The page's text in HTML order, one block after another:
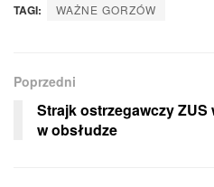
TAGI: WAŻNE GORZÓW
Poprzedni
Strajk ostrzegawczy
w obsłudze